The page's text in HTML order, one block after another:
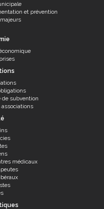
et prévention
de subvention
médicaux